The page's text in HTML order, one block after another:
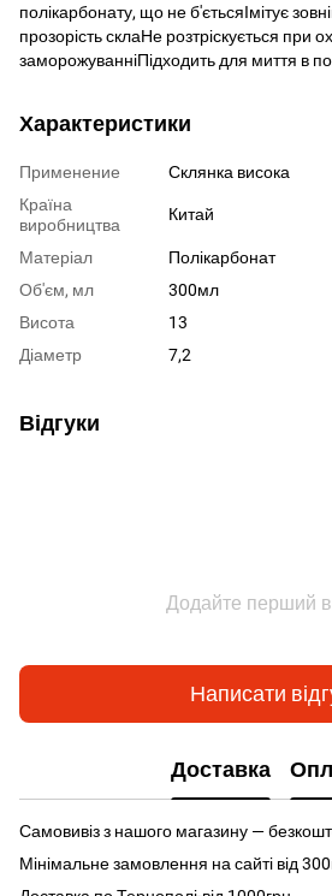
полікарбонату, що не б'єтьсяІмітує
прозорість склаНе розтріскується при
заморожуванніПідходить для миття в
Характеристики
Применение
Склянка висока
Країна
виробництва
Китай
Матеріал
Полікарбонат
Об'єм, мл
300мл
Висота
13
Діаметр
7,2
Відгуки
Додайте перший
Написати
Доставка
Самовивіз з нашого магазину —
Мінімальне замовлення на сайті від